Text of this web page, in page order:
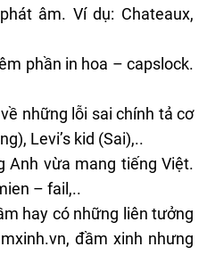
âm. Ví dụ: Chateaux,
phần in hoa – capslock.
những lỗi sai chính tả cơ
Levi’s kid (Sai),..
Anh vừa mang tiếng Việt.
– fail,..
hay có những liên tưởng
đầm xinh nhưng